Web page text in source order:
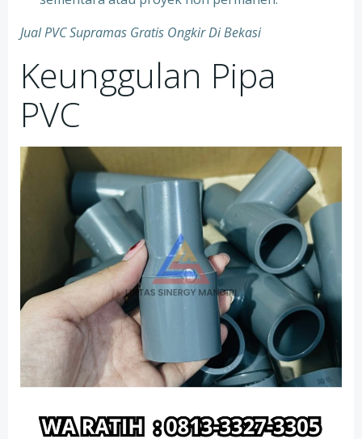
Jual PVC Supramas Gratis Ongkir Di Bekasi
Keunggulan Pipa
PVC